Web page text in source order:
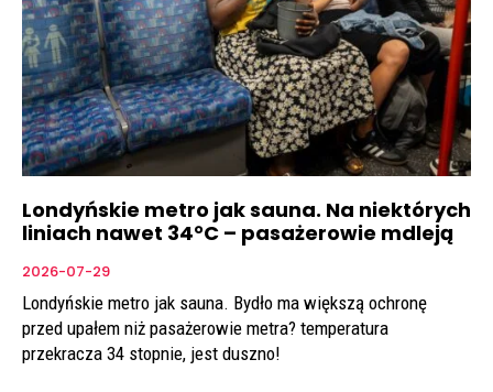
Londyńskie metro jak sauna. Na niektórych
liniach nawet 34°C – pasażerowie mdleją
2026-07-29
Londyńskie metro jak sauna. Bydło ma większą ochronę
przed upałem niż pasażerowie metra? temperatura
przekracza 34 stopnie, jest duszno!